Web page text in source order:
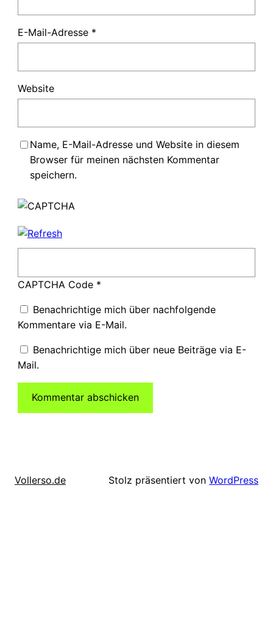
E-Mail-Adresse *
Website
Name, E-Mail-Adresse und Website in diesem
Browser für meinen nächsten Kommentar
speichern.
CAPTCHA Code*
Benachrichtige mich über nachfolgende
Kommentare via E-Mail.
Benachrichtige mich über neue Beiträge via E-
Mail.
Vollerso.de Stolz präsentiert von WordPress